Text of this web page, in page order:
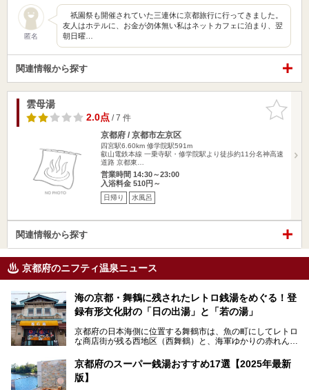
匿名
祇園祭も開催されていた三連休に京都旅行に行ってきました。
友人はホテルに、お金が勿体無い私はネットカフェに泊まり、翌
朝日曜…
関連情報から探す
お気に入
りに追加
雲母湯
2.0点/ 7 件
京都府 / 京都市左京区
四宮駅6.60km 修学院駅591m
叡山電鉄本線 一乗寺駅・修学院駅より徒歩約11分名神高速
道路 京都東…
営業時間 14:30～23:00
入浴料金 510円～
日帰り 水風呂
関連情報から探す
京都府のニフティ温泉ニュース
海の京都・舞鶴に残されたレトロ銭湯をめぐる！登
録有形文化財の「日の出湯」と「若の湯」
京都府の日本海側に位置する舞鶴市は、魚の町にしてレトロ
な商店街が残る西地区（西舞鶴）と、海軍ゆかりの赤れんが
ます。今回案内するのは西地区に今も残る2軒の銭湯「日の
出湯」と「若の湯」。いずれも国の登録有形文化財に指定さ
れた歴史ある建物でありながら、今も現役のお風呂屋さんで
京都府のスーパー銭湯おすすめ17選【2025年最新
版】